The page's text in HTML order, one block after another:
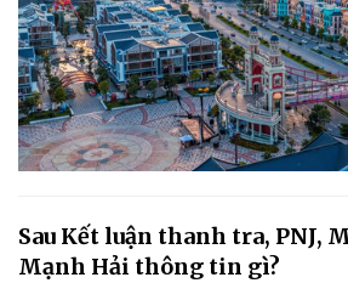
Sau Kết luận thanh tra, PNJ,
Mạnh Hải thông tin gì?